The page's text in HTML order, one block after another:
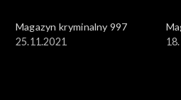
Magazyn kryminalny 997
25.11.2021